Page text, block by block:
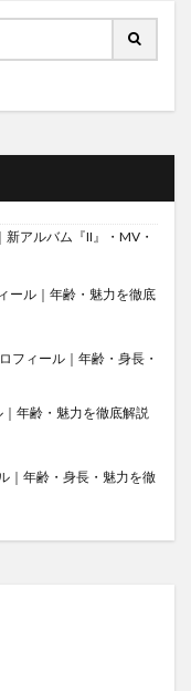
アルバム『II』・MV・
ール｜年齢・魅力を徹底
フィール｜年齢・身長・
年齢・魅力を徹底解説
｜年齢・身長・魅力を徹